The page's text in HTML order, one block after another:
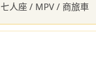
七人座 / MPV / 商旅車